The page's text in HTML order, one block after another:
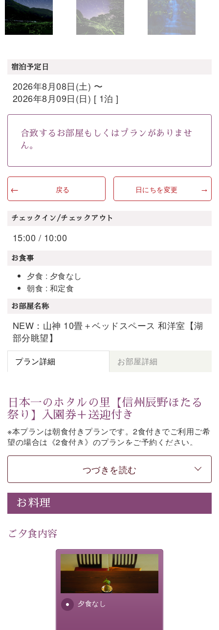
宿泊予定日
2026年8月08日(土) 〜
2026年8月09日(日) [ 1泊 ]
合致するお部屋もしくはプランがありませ
ん。
戻る 日にちを変更
チェックイン/チェックアウト
15:00 / 10:00
お食事
夕食 : 夕食なし
朝食 : 和定食
お部屋名称
NEW：山神 10畳＋ベッドスペース 和洋室【湖
部分眺望】
プラン詳細 お部屋詳細
日本一のホタルの里【信州辰野ほたる
祭り】入園券＋送迎付き
※本プランは朝食付きプランです。2食付きでご利用ご希
望の場合は《2食付き》のプランをご予約ください。
「日本一のホタルの里」として知られる辰野町・ほたる
そこで開催される【信州辰野ほたる祭り】への送迎と入
園券がついた期間限定プランをご用意いたしました。
ホタルが織りなす幻想的な光景。昨年は多い日で1日
4,000匹以上のホタルが観測されました。（
像：辰野町）
自然豊かな信州ならではの風情をご体験ください。
宿泊期間：2026年6月13日～21日
【スケジュール】
19：10 お隣の「ホテル紅や」ロビー集合
つづきを読む
お料理
ご夕食内容
夕食なし
夕食なしご夕食を追加される
場合は、二食付きのプランを
お選びくださいませ。